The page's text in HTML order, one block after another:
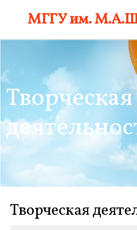
МГГУ им.
Творческая
Творческая